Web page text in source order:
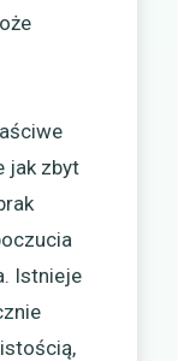
jak zbyt
Istnieje